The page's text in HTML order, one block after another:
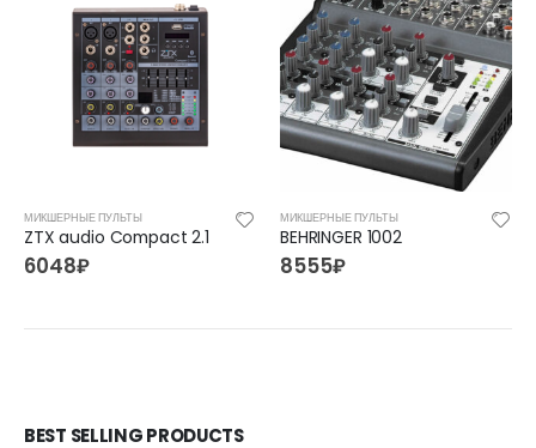
МИКШЕРНЫЕ ПУЛЬТЫ
ZTX audio Compact 2.1
6048₽
МИКШЕРНЫЕ ПУЛЬТЫ
BEHRINGER 1002
8555₽
BEST SELLING PRODUCTS